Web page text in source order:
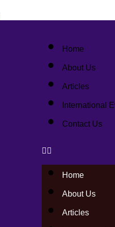
Home
About Us
Articles
International
Contact Us
Home
About Us
Articles